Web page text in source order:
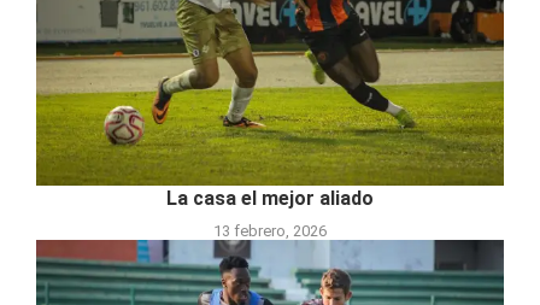
La casa el mejor aliado
13 febrero, 2026